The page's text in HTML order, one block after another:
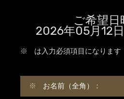
ご希望日
2026年05月12
※ は入力必須項目になります
※ お名前（全角）：